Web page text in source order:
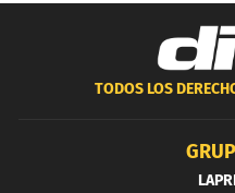
TODOS LOS